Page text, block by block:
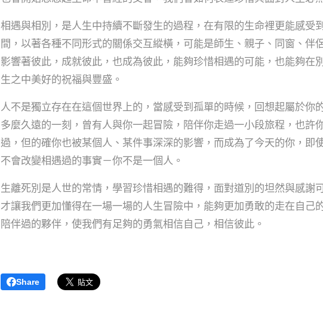
相遇與相別，是人生中持續不斷發生的過程，在有限的生命裡更能感受
間，以著各種不同形式的關係交互縱橫，可能是師生、親子、同窗、伴
影響著彼此，成就彼此，也成為彼此，能夠珍惜相遇的可能，也能夠在
生之中美好的祝福與豐盛。
人不是獨立存在在這個世界上的，當感受到孤單的時候，回想起屬於你
多麼久遠的一刻，曾有人與你一起冒險，陪伴你走過一小段旅程，也許
過，但的確你也被某個人、某件事深深的影響，而成為了今天的你，即
不會改變相遇過的事實－你不是一個人。
生離死別是人世的常情，學習珍惜相遇的難得，面對道別的坦然與感謝
才讓我們更加懂得在一場一場的人生冒險中，能夠更加勇敢的走在自己
陪伴過的夥伴，使我們有足夠的勇氣相信自己，相信彼此。
Share